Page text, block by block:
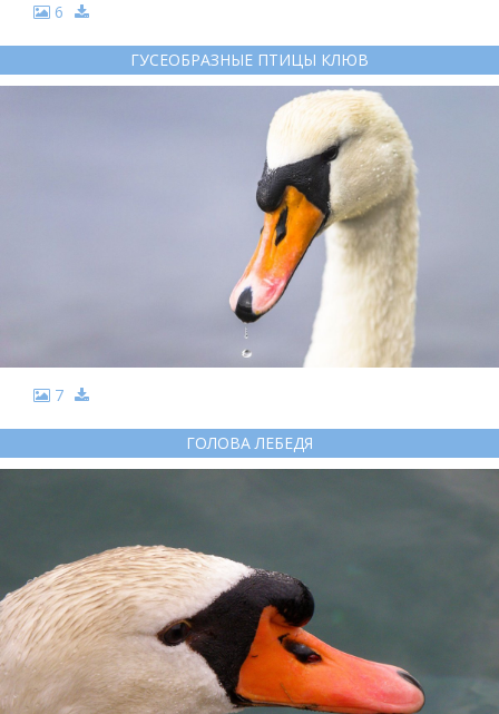
6
ГУСЕОБРАЗНЫЕ ПТИЦЫ КЛЮВ
7
ГОЛОВА ЛЕБЕДЯ